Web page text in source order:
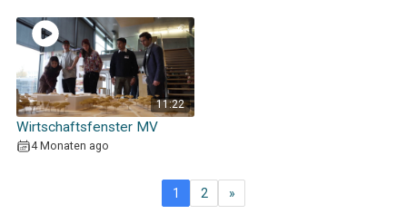
11:22
Wirtschaftsfenster MV
4 Monaten ago
1 2 »